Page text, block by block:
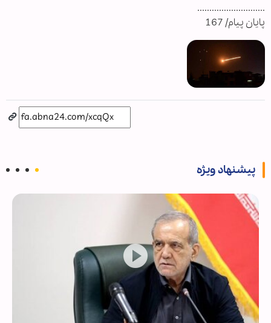
............................
پایان پیام/ 167
پیشنهاد ویژه